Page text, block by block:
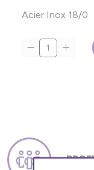
Acier Inox 18/0